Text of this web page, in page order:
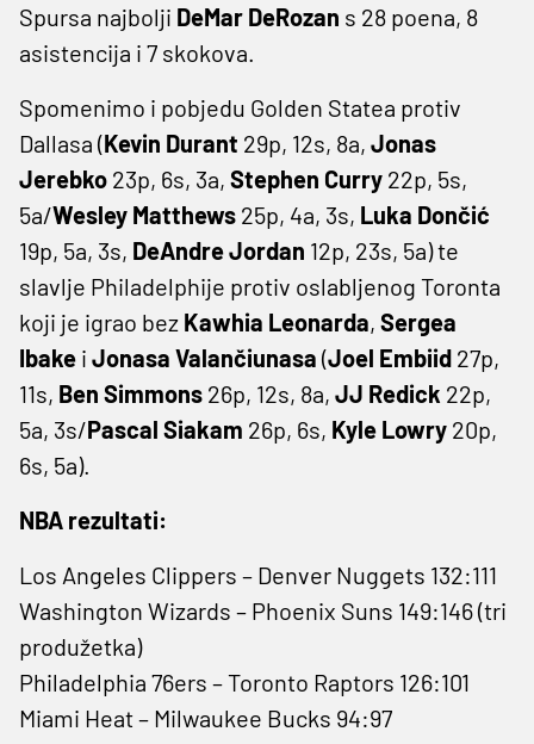
Spursa najbolji DeMar DeRozan s 28 poena, 8
asistencija i 7 skokova.
Spomenimo i pobjedu Golden Statea protiv
Dallasa (Kevin Durant 29p, 12s, 8a, Jonas
Jerebko 23p, 6s, 3a, Stephen Curry 22p, 5s,
5a/Wesley Matthews 25p, 4a, 3s, Luka Dončić
19p, 5a, 3s, DeAndreJordan 12p, 23s, 5a) te
slavlje Philadelphije protiv oslabljenog Toronta
koji je igrao bez Kawhia Leonarda, Sergea
Ibake i Jonasa Valančiunasa (Joel Embiid 27p,
11s, Ben Simmons 26p, 12s, 8a, JJ Redick 22p,
5a, 3s/Pascal Siakam 26p, 6s, Kyle Lowry 20p,
6s, 5a).
NBA rezultati:
Los Angeles Clippers – Denver Nuggets 132:111
Washington Wizards – Phoenix Suns 149:146 (tri
produžetka)
Philadelphia 76ers – Toronto Raptors 126:101
Miami Heat – Milwaukee Bucks 94:97